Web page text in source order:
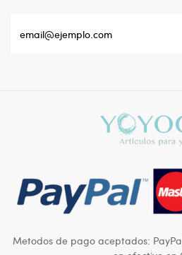
Metodos de pago aceptados: